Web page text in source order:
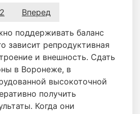
2
Вперед
поддерживать баланс
зависит репродуктивная
и внешность. Сдать
в Воронеже, в
высокоточной
получить
Когда они